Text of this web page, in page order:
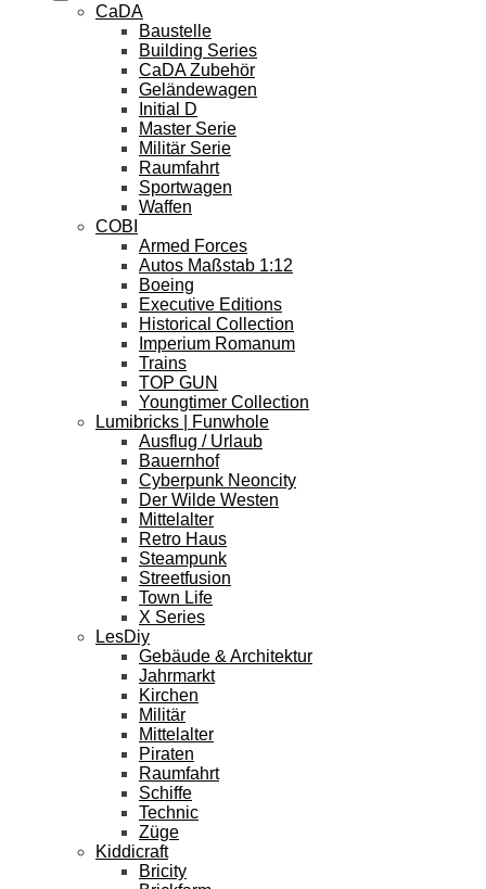
CaDA
Baustelle
Building Series
CaDA Zubehör
Geländewagen
Initial D
Master Serie
Militär Serie
Raumfahrt
Sportwagen
Waffen
COBI
Armed Forces
Autos Maßstab 1:12
Boeing
Executive Editions
Historical Collection
Imperium Romanum
Trains
TOP GUN
Youngtimer Collection
Lumibricks | Funwhole
Ausflug / Urlaub
Bauernhof
Cyberpunk Neoncity
Der Wilde Westen
Mittelalter
Retro Haus
Steampunk
Streetfusion
Town Life
X Series
LesDiy
Gebäude & Architektur
Jahrmarkt
Kirchen
Militär
Mittelalter
Piraten
Raumfahrt
Schiffe
Technic
Züge
Kiddicraft
Bricity